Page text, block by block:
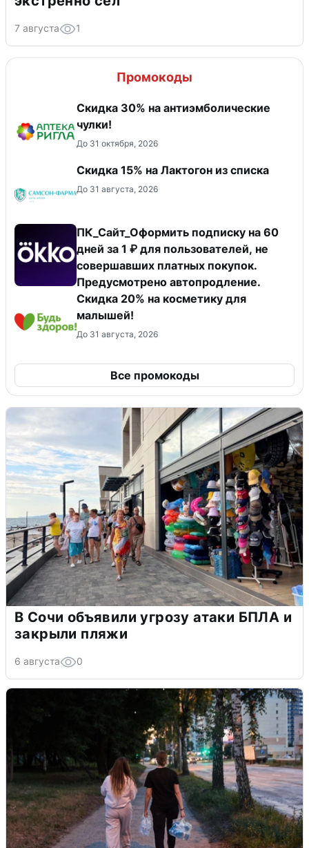
7 августа 1
Промокоды
Скидка 30% на антиэмболические
чулки!
До 31 октября, 2026
Скидка 15% на Лактогон из списка
До 31 августа, 2026
ПК_Сайт_Оформить подписку на 60
дней за 1 ₽ для пользователей, не
совершавших платных покупок.
Предусмотрено автопродление.
Скидка 20% на косметику для
малышей!
До 31 августа, 2026
Все промокоды
В Сочи объявили угрозу атаки БПЛА и
закрыли пляжи
6 августа 0